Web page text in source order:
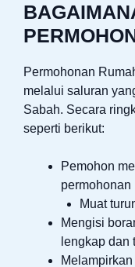
Permohonan
melalui saluran
Sabah. Secara
seperti berikut:
Pemohon
permohonan
Muat
Mengisi
lengkap dan